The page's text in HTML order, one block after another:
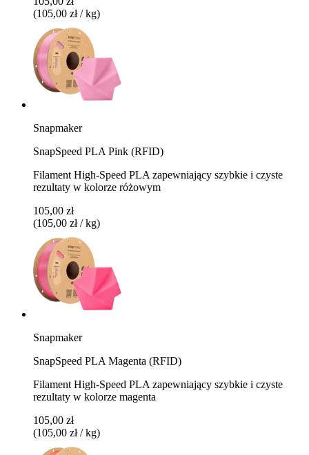
(105,00 zł / kg)
Snapmaker
SnapSpeed PLA Pink (RFID)
Filament High-Speed PLA zapewniający szybkie i czyste
rezultaty w kolorze różowym
105,00 zł
(105,00 zł / kg)
Snapmaker
SnapSpeed PLA Magenta (RFID)
Filament High-Speed PLA zapewniający szybkie i czyste
rezultaty w kolorze magenta
105,00 zł
(105,00 zł / kg)